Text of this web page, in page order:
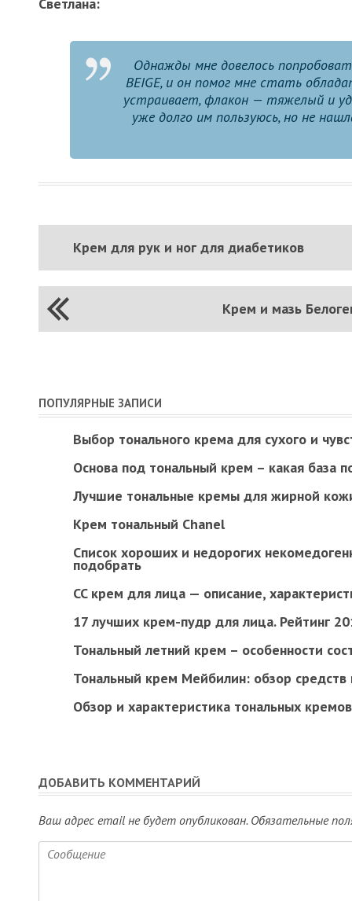
Однажды мне довелось
BEIGE, и он помог мне стать
устраивает, флакон — тяжелый и
уже долго им пользуюсь, но не
Крем для рук и ног для диабетиков
Крем и мазь
ПОПУЛЯРНЫЕ ЗАПИСИ
Выбор тонального крема для сухого и
Основа под тональный крем – какая база
Лучшие тональные кремы для жирной
Крем тональный Chanel
Список хороших и недорогих
подобрать
CC крем для лица — описание,
17 лучших крем-пудр для лица. Рейтинг
Тональный летний крем – особенности
Тональный крем Мейбилин: обзор
Обзор и характеристика тональных
ДОБАВИТЬ КОММЕНТАРИЙ
Ваш адрес email не будет опубликован. Обязательные